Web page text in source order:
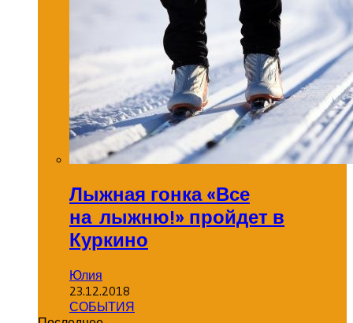
Лыжная гонка «Все
на лыжню!» пройдет в
Куркино
Юлия
23.12.2018
СОБЫТИЯ